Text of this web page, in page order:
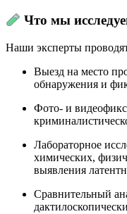
Что мы
Наши эксперты
Выезд на место
обнаружения и
Фото- и
Лабораторное
химических,
выявления
Сравнительный